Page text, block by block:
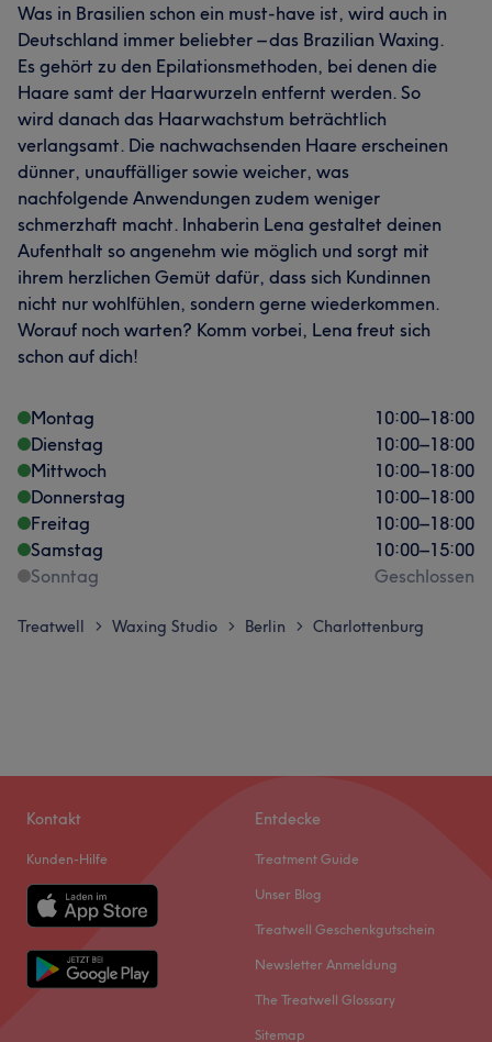
Was in Brasilien schon ein must-have ist, wird auch in
Deutschland immer beliebter – das Brazilian Waxing.
Es gehört zu den Epilationsmethoden, bei denen die
Haare samt der Haarwurzeln entfernt werden. So
wird danach das Haarwachstum beträchtlich
verlangsamt. Die nachwachsenden Haare erscheinen
dünner, unauffälliger sowie weicher, was
nachfolgende Anwendungen zudem weniger
schmerzhaft macht. Inhaberin Lena gestaltet deinen
Aufenthalt so angenehm wie möglich und sorgt mit
ihrem herzlichen Gemüt dafür, dass sich Kundinnen
nicht nur wohlfühlen, sondern gerne wiederkommen.
Worauf noch warten? Komm vorbei, Lena freut sich
schon auf dich!
Montag 10:00–18:00
Dienstag
10:00–18:00
Mittwoch
10:00–18:00
Donnerstag
10:00–18:00
Freitag
10:00–18:00
Samstag
10:00–15:00
Sonntag
Geschlossen
Treatwell > Waxing Studio > Berlin > Charlottenburg
Kontakt
Kunden-Hilfe
Entdecke
Treatment Guide
Unser Blog
Treatwell Geschenkgutschein
Newsletter Anmeldung
The Treatwell Glossary
Sitemap